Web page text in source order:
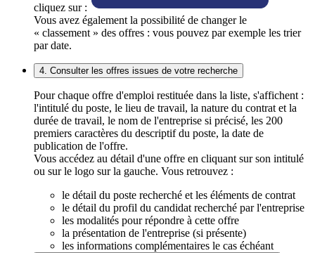
cliquez sur :
Vous avez également la possibilité de changer le
« classement » des offres : vous pouvez par exemple les trier
par date.
4. Consulter les offres issues de votre recherche
Pour chaque offre d'emploi restituée dans la liste, s'affichent :
l'intitulé du poste, le lieu de travail, la nature du contrat et la
durée de travail, le nom de l'entreprise si précisé, les 200
premiers caractères du descriptif du poste, la date de
publication de l'offre.
Vous accédez au détail d'une offre en cliquant sur son intitulé
ou sur le logo sur la gauche. Vous retrouvez :
le détail du poste recherché et les éléments de contrat
le détail du profil du candidat recherché par l'entreprise
les modalités pour répondre à cette offre
la présentation de l'entreprise (si présente)
les informations complémentaires le cas échéant